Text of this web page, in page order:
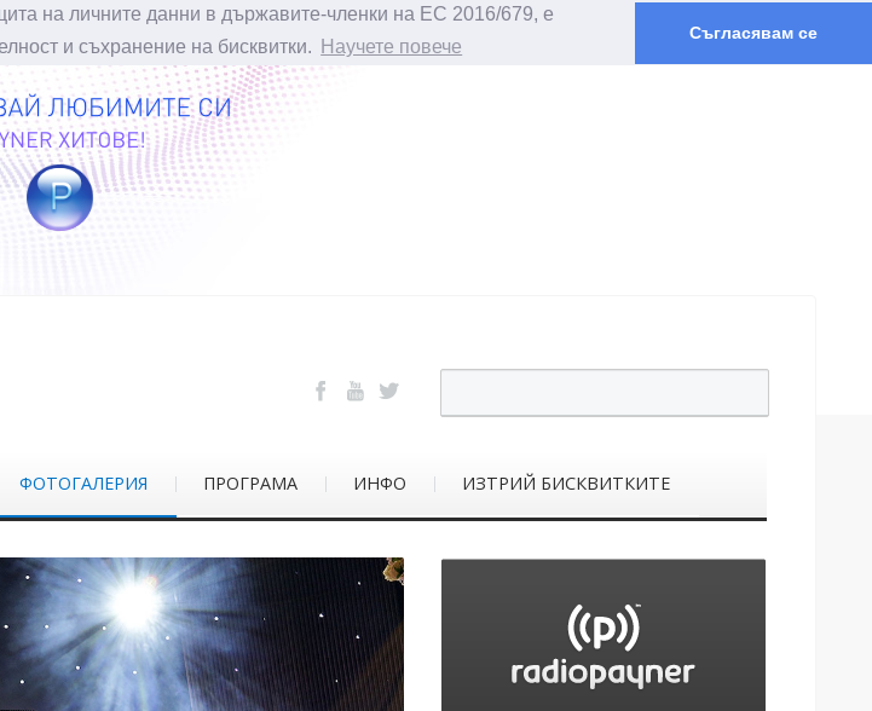
на личните данни в държавите-членки на ЕС 2016/679, е
и съхранение на бисквитки.
Научете повече
Съгласявам се
ФОТОГАЛЕРИЯ ПРОГРАМА ИНФО ИЗТРИЙ БИСКВИТКИТЕ